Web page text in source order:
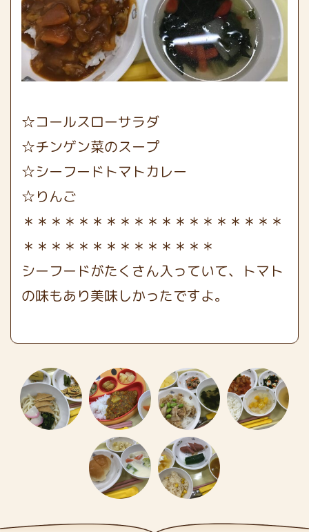
☆コールスローサラダ
☆チンゲン菜のスープ
☆シーフードトマトカレー
☆りんご
＊＊＊＊＊＊＊＊＊＊＊＊＊＊＊＊＊＊＊
＊＊＊＊＊＊＊＊＊＊＊＊＊＊
シーフードがたくさん入っていて、トマト
の味もあり美味しかったですよ。